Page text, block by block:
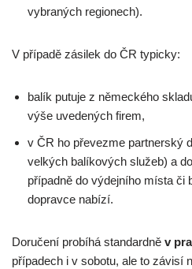
vybraných regionech).
V případě zásilek do ČR typicky:
balík putuje z německého
výše uvedených firem,
v ČR ho převezme partnerský
velkých balíkových služeb) a
případně do výdejního místa či
dopravce nabízí.
Doručení probíhá standardně v
případech i v sobotu, ale to závisí